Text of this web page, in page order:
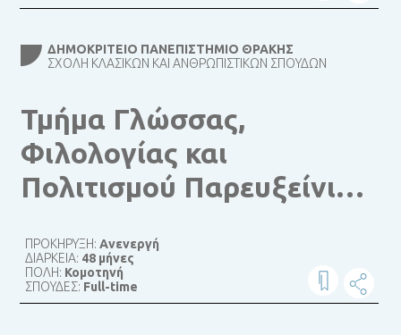
ΔΗΜΟΚΡΊΤΕΙΟ ΠΑΝΕΠΙΣΤΉΜΙΟ ΘΡΆΚΗΣ
ΣΧΟΛΉ ΚΛΑΣΙΚΏΝ ΚΑΙ ΑΝΘΡΩΠΙΣΤΙΚΏΝ ΣΠΟΥΔΏΝ
Τμήμα Γλώσσας,
Φιλολογίας και
Πολιτισμού Παρευξείνιων
ΠΡΟΚΗΡΥΞΗ:Ανενεργή
ΔΙΑΡΚΕΙΑ: 48 μήνες
ΠΟΛΗ: Κομοτηνή
ΣΠΟΥΔΕΣ: Full-time